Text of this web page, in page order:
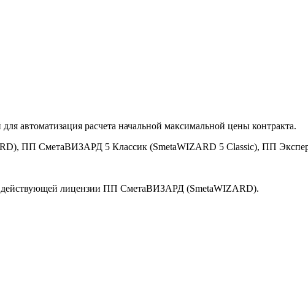
расчета начальной максимальной цены контракта.
ПП СметаВИЗАРД 5 Классик (SmetaWIZARD 5 Classic), ПП
действующей лицензии ПП СметаВИЗАРД (SmetaWIZARD).